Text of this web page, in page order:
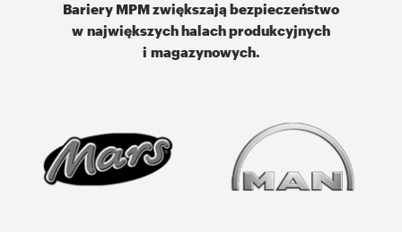
Bariery MPM zwiększają bezpieczeństwo
w największych halach produkcyjnych
i magazynowych.